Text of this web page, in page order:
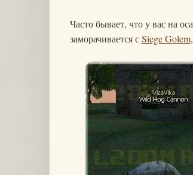
Часто бывает, что у вас на
заморачивается сSiege Golem